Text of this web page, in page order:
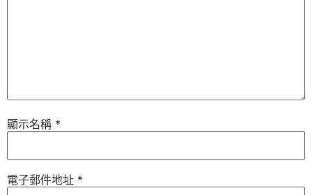
顯示名稱 *
電子郵件地址 *